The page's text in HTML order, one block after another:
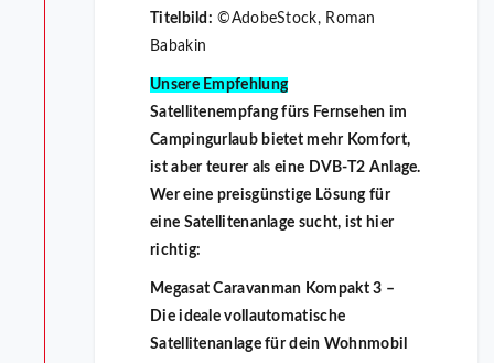
Titelbild: ©AdobeStock, Roman
Babakin
Unsere Empfehlung
Satellitenempfang fürs Fernsehen im
Campingurlaub bietet mehr Komfort,
ist aber teurer als eine DVB-T2 Anlage.
Wer eine preisgünstige Lösung für
eine Satellitenanlage sucht, ist hier
richtig:
Megasat Caravanman Kompakt 3 –
Die ideale vollautomatische
Satellitenanlage für dein Wohnmobil